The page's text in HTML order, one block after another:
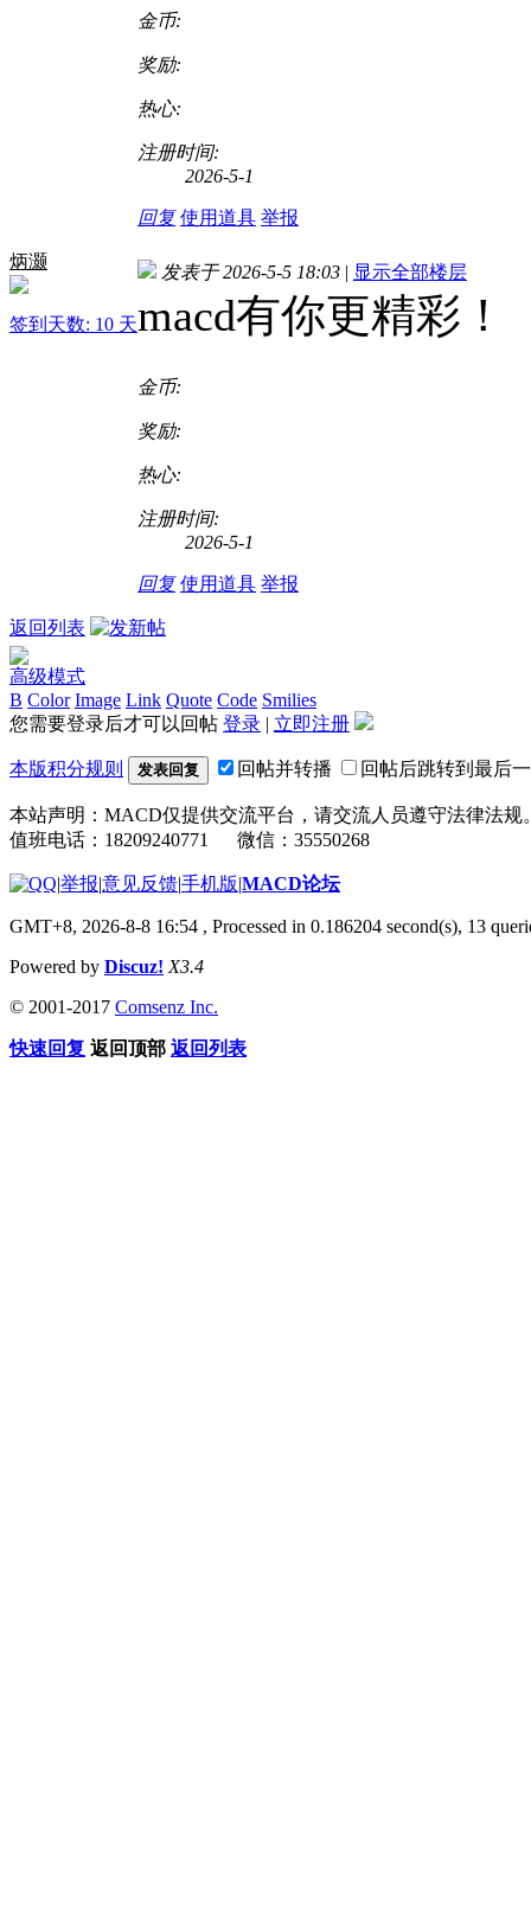
金币:
奖励:
热心:
注册时间:
2026-5-1
回复 使用道具 举报
炳灏
签到天数: 10 天
发表于 2026-5-5 18:03 | 显示全部楼层
macd有你更精彩！
金币:
奖励:
热心:
注册时间:
2026-5-1
回复 使用道具 举报
返回列表
高级模式
B Color Image Link Quote Code Smilies
您需要登录后才可以回帖 登录 | 立即注册
本版积分规则 发表回复 回帖并转播 回帖后跳转到最后
本站声明：MACD仅提供交流平台，请交流人员遵守法律法规
值班电话：18209240771 微信：35550268
|举报|意见反馈|手机版|MACD论坛
GMT+8, 2026-8-8 16:54 , Processed in 0.186204 second(s), 13
Powered by Discuz! X3.4
© 2001-2017 Comsenz Inc.
快速回复 返回顶部 返回列表